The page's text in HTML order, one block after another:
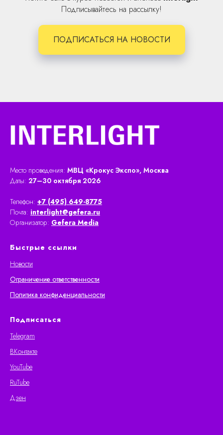
Подписывайтесь на рассылку!
ПОДПИСАТЬСЯ НА НОВОСТИ
Место проведения: МВЦ «Крокус Экспо», Москва
Даты: 27–30 октября 2026
Телефон: +7 (495) 649-8775
Почта: interlight@gefera.ru
Организатор: Gefera Media
Быстрые ссылки
Новости
Ограничение ответственности
Политика конфиденциальности
Подписаться
Telegram
ВКонтакте
YouTube
RuTube
Дзен